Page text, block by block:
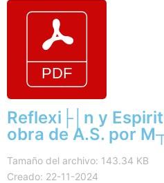
Reflexi├│n y
obra de A.S. por
Tamaño del archivo: 143.34 KB
Creado: 22-11-2024